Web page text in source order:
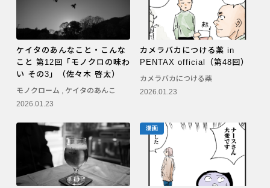
ケイタのあんなこと・こんな
こと 第12回「モノクロの味わ
い その3」（佐々木 啓太）
モノクローム
ケイタのあんこ
2026.01.23
カメラバカにつける薬 in
PENTAX official（第48回）
カメラバカにつける薬
2026.01.23
漫画